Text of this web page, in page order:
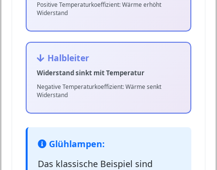
Positive Temperaturkoeffizient: Wärme erhöht
Widerstand
Halbleiter
Widerstand sinkt mit Temperatur
Negative Temperaturkoeffizient: Wärme senkt
Widerstand
Glühlampen:
Das klassische Beispiel sind